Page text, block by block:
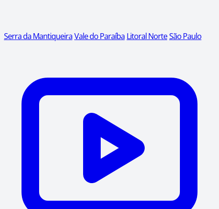
Serra da MantiqueiraVale do Paraíba Litoral NorteSão Paulo